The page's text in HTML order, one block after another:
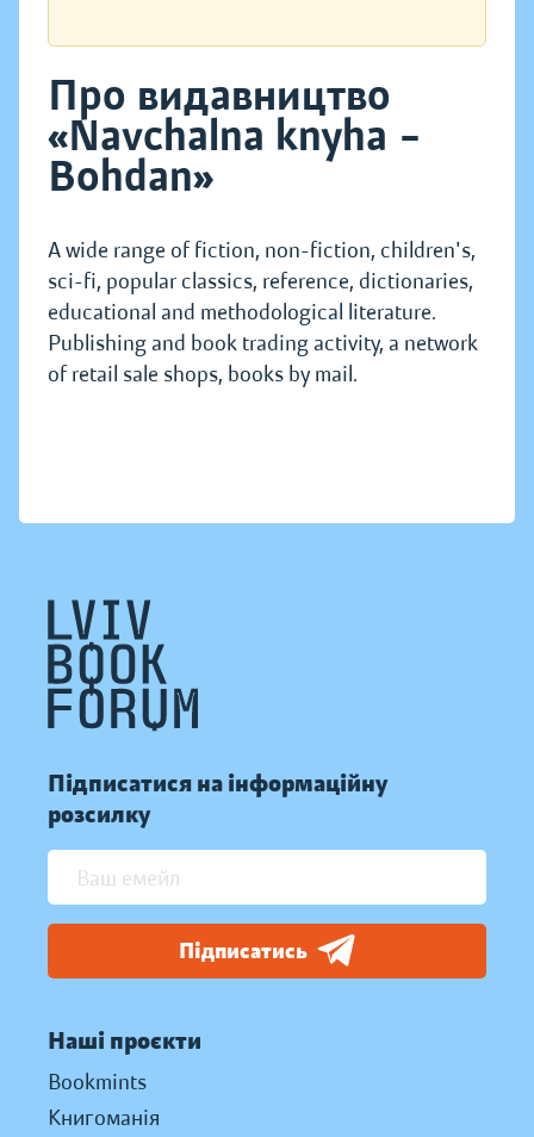
Про видавництво
«Navchalna knyha –
Bohdan»
A wide range of fiction, non-fiction, children's,
sci-fi, popular classics, reference, dictionaries,
educational and methodological literature.
Publishing and book trading activity, a network
of retail sale shops, books by mail.
Підписатися на інформаційну
розсилку
Підписатись
Наші проєкти
Bookmints
Книгоманія